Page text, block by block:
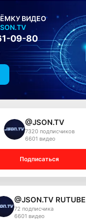
ВИДЕО
09-80
@JSON.TV
7320 подписчиков
6601 видео
Подписаться
@JSON.TV RUTUBE
72 подписчика
6601 видео